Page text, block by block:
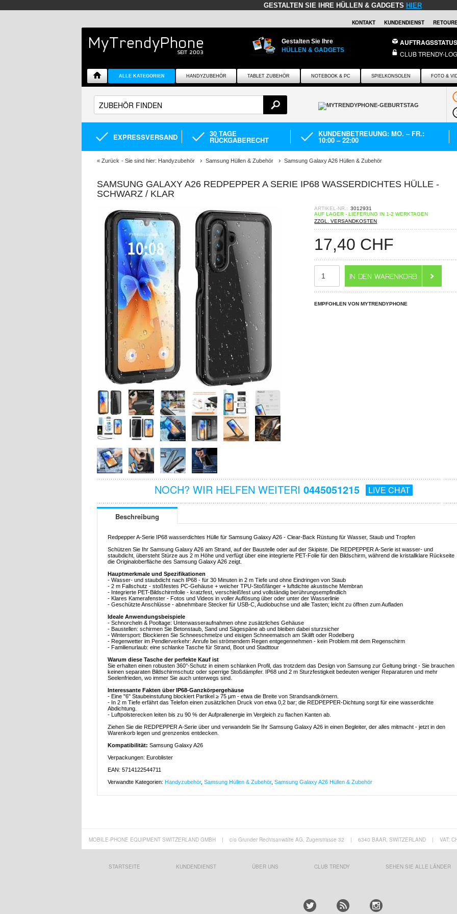
GESTALTEN SIE IHRE HÜLLEN & GADGETS HIER
KONTAKT KUNDENDIENST
Gestalten Sie Ihre
HÜLLEN & GADGETS
AUFTRAGSSTATUS
CLUB TRENDY-
ALLE KATEGORIEN HANDYZUBEHÖR TABLET ZUBEHÖR NOTEBOOK & PC SPIELKONSOLEN FOTO &
EXPRESSVERSAND 30 TAGE
RÜCKGABERECHT
KUNDENBETREUUNG: MO. – FR.:
10:00 – 22:00
« Zurück - Sie sind hier: Handyzubehör Samsung Hüllen & Zubehör Samsung Galaxy A26 Hüllen & Zubehör
SAMSUNG GALAXY A26 REDPEPPER A SERIE IP68 WASSERDICHTES HÜLLE -
SCHWARZ / KLAR
ARTIKEL-NR.: 3012931
AUF LAGER - LIEFERUNG IN 1-2 WERKTAGEN
ZZGL. VERSANDKOSTEN
17,40 CHF
EMPFOHLEN VON MYTRENDYPHONE
NOCH? WIR HELFEN WEITERI 0445051215 LIVE CHAT
Beschreibung
Redpepper A-Serie IP68 wasserdichtes Hülle für Samsung Galaxy A26 - Clear-Back Rüstung für Wasser, Staub und Tropfen
Schützen Sie Ihr Samsung Galaxy A26 am Strand, auf der Baustelle oder auf der Skipiste. Die REDPEPPER A-Serie ist wasser- und
staubdicht, übersteht Stürze aus 2 m Höhe und verfügt über eine integrierte PET-Folie für den Bildschirm, während die kristallklare Rückseite
die Originaloberfläche des Samsung Galaxy A26 zeigt.
Hauptmerkmale und Spezifikationen
- Wasser- und staubdicht nach IP68 - für 30 Minuten in 2 m Tiefe und ohne Eindringen von Staub
- 2 m Fallschutz - stoßfestes PC-Gehäuse + weicher TPU-Stoßfänger + luftdichte akustische Membran
- Integrierte PET-Bildschirmfolie - kratzfest, verschleißfest und vollständig berührungsempfindlich
- Klares Kamerafenster - Fotos und Videos in voller Auflösung über oder unter der Wasserlinie
- Geschützte Anschlüsse - abnehmbare Stecker für USB-C, Audiobuchse und alle Tasten; leicht zu öffnen zum Aufladen
Ideale Anwendungsbeispiele
- Schnorcheln & Pooltage: Unterwasseraufnahmen ohne zusätzliches Gehäuse
- Baustellen: schirmen Sie Betonstaub, Sand und Sägespäne ab und bleiben dabei sturzsicher
- Wintersport: Blockieren Sie Schneeschmelze und eisigen Schneematsch am Skilift oder Rodelberg
- Regenwetter im Pendlerverkehr: Anrufe bei strömendem Regen entgegennehmen - kein Problem mit dem Regenschirm
- Familienurlaub: eine schlanke Tasche für Strand, Boot und Stadttour
Warum diese Tasche der perfekte Kauf ist
Sie erhalten einen robusten 360°-Schutz in einem schlanken Profil, das trotzdem das Design von Samsung zur Geltung bringt - Sie brauchen
keinen separaten Bildschirmschutz oder sperrige Stoßdämpfer. IP68 und 2 m Sturzfestigkeit bedeuten weniger Reparaturen und mehr
Seelenfrieden, wo immer Sie auch unterwegs sind.
Interessante Fakten über IP68-Ganzkörpergehäuse
- Eine "6" Staubeinstufung blockiert Partikel ≥ 75 µm - etwa die Breite von Strandsandkörnern.
- In 2 m Tiefe erfährt das Telefon einen zusätzlichen Druck von etwa 0,2 bar; die REDPEPPER-Dichtung sorgt für eine wasserdichte
Abdichtung.
- Luftpolsterecken leiten bis zu 90 % der Aufprallenergie im Vergleich zu flachen Kanten ab.
Ziehen Sie die REDPEPPER A-Serie über und verwandeln Sie Ihr Samsung Galaxy A26 in einen Begleiter, der alles mitmacht - jetzt in den
Warenkorb legen und grenzenlos entdecken.
Kompatibilität: Samsung Galaxy A26
Verpackungen: Euroblister
EAN: 5714122544711
Verwandte Kategorien: Handyzubehör, Samsung Hüllen & Zubehör, Samsung Galaxy A26 Hüllen & Zubehör
MOBILE-PHONE EQUIPMENT SWITZERLAND GMBH | c/o Grunder Rechtsanwälte AG, Zugerstrasse 32 | 6340 BAAR, SWITZERLAND | VAT:
STARTSEITE KUNDENDIENST ÜBER UNS CLUB TRENDY SEHEN SIE ALLE LÄNDER